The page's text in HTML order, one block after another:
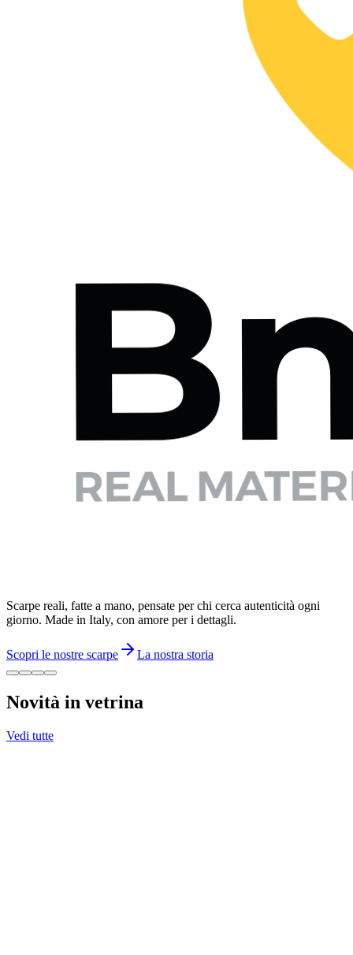
Scarpe reali, fatte a mano, pensate per chi cerca autenticità ogni
giorno. Made in Italy, con amore per i dettagli.
Scopri le nostre scarpe La nostra storia
Novità in vetrina
Vedi tutte